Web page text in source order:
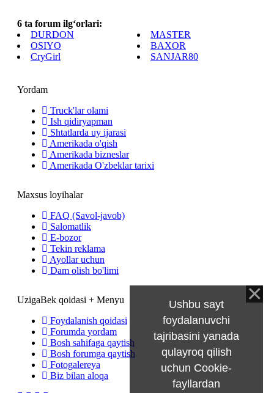
6 ta forum ilg‘orlari:
DURDON
MASTER
OSIYO
BAXOR
CryGirl
SANJAR80
Yordam
Truck'lar olami
Ish qidiryapman
Shtatlarda uy ijarasi
Amerikada o'qish
Amerikada bizneslar
Amerikada O'zbeklar tarixi
Maxsus loyihalar
FAQ (Savol-javob)
Salomatlik
E-bozor
Tekin reklama
Ayollar uchun
Dam olish bo'limi
UzigaBek qoidasi + Menyu
Foydalanish qoidasi
Forumda yordam
Bosh sahifaga qaytish
Bosh forumga qaytish
Fotogalereya
Biz bilan aloqa
Ushbu sayt
foydalanuvchi
tajribasini yanada
qulayroq qilish
uchun Cookie-
fayllardan